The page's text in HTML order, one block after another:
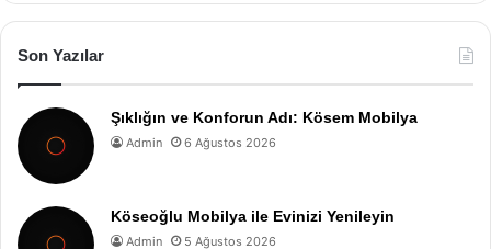
Son Yazılar
Şıklığın ve Konforun Adı: Kösem Mobilya
Admin 6 Ağustos 2026
Köseoğlu Mobilya ile Evinizi Yenileyin
Admin 5 Ağustos 2026